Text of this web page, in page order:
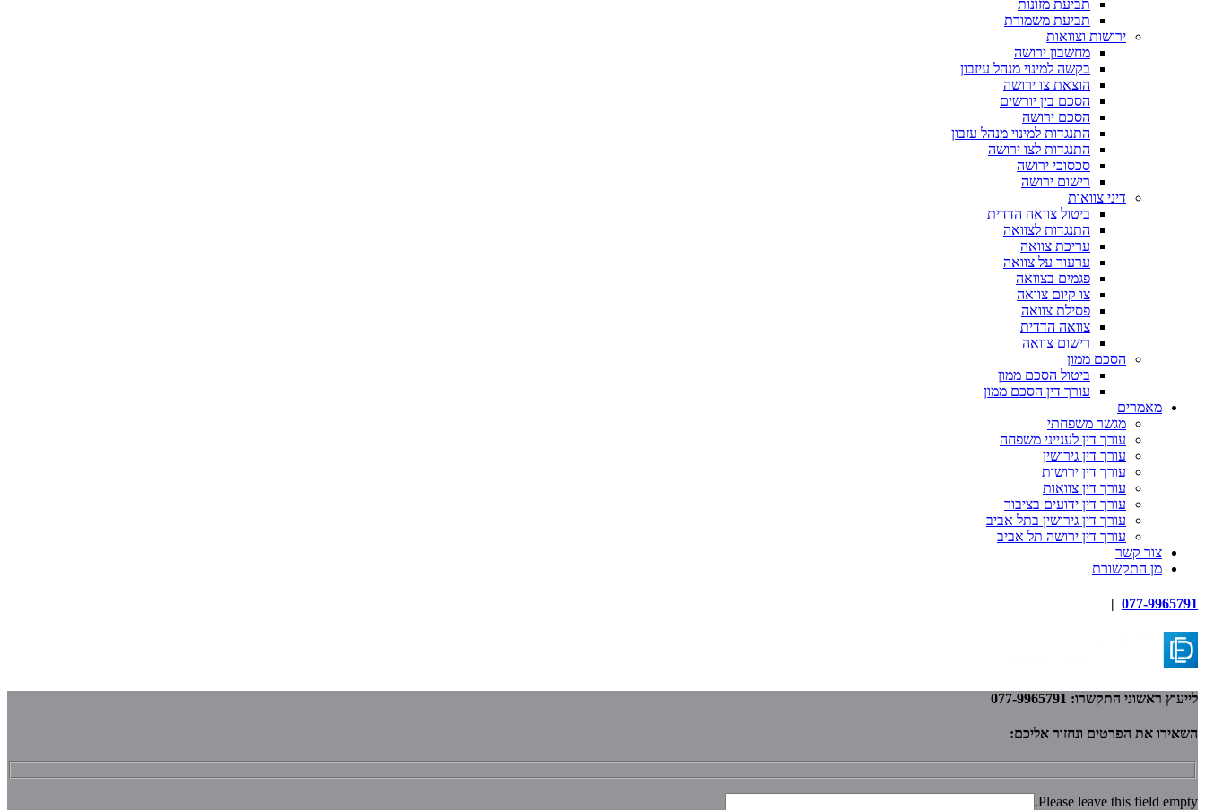
תביעת מזונות
תביעת משמורת
ירושות וצוואות
מחשבון ירושה
בקשה למינוי מנהל עיזבון
הוצאת צו ירושה
הסכם בין יורשים
הסכם ירושה
התנגדות למינוי מנהל עזבון
התנגדות לצו ירושה
סכסוכי ירושה
רישום ירושה
דיני צוואות
ביטול צוואה הדדית
התנגדות לצוואה
עריכת צוואה
ערעור על צוואה
פגמים בצוואה
צו קיום צוואה
פסילת צוואה
צוואה הדדית
רישום צוואה
הסכם ממון
ביטול הסכם ממון
עורך דין הסכם ממון
מאמרים
מגשר משפחתי
עורך דין לענייני משפחה
עורך דין גירושין
עורך דין ירושות
עורך דין צוואות
עורך דין ידועים בציבור
עורך דין גירושין בתל אביב
עורך דין ירושה תל אביב
צור קשר
מן התקשורת
077-9965791
|
לייעוץ ראשוני התקשרו: 077-9965791
השאירו את הפרטים ונחזור אליכם:
Please leave this field empty.